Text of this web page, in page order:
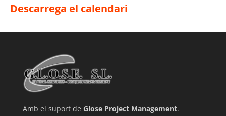
Descarrega el calendari
Amb el suport de Glose Project Management.